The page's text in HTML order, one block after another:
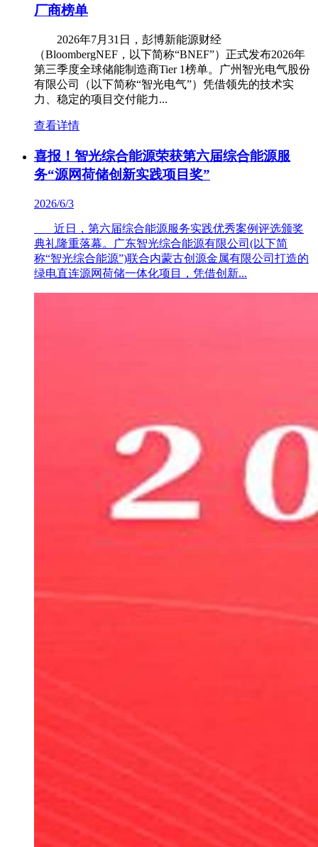
厂商榜单
2026年7月31日，彭博新能源财经
（BloombergNEF，以下简称“BNEF”）正式发布2026年
第三季度全球储能制造商Tier 1榜单。广州智光电气股份
有限公司（以下简称“智光电气”）凭借领先的技术实
力、稳定的项目交付能力...
查看详情
喜报！智光综合能源荣获第六届综合能源服
务“源网荷储创新实践项目奖”
2026/6/3
近日，第六届综合能源服务实践优秀案例评选颁奖
典礼隆重落幕。广东智光综合能源有限公司(以下简
称“智光综合能源”)联合内蒙古创源金属有限公司打造的
绿电直连源网荷储一体化项目，凭借创新...